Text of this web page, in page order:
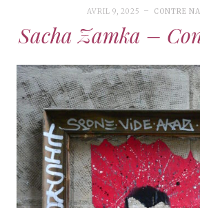
AVRIL 9, 2025 CONTRE
Sacha Zamka –